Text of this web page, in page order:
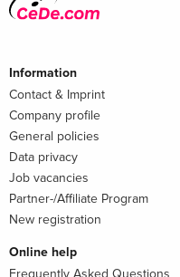
Information
Contact & Imprint
Company profile
General policies
Data privacy
Job vacancies
Partner-/Affiliate Program
New registration
Online help
Frequently Asked Questions